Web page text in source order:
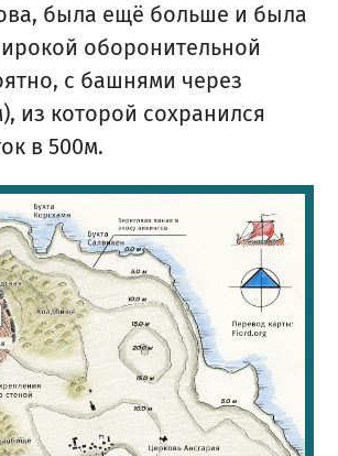
была ещё больше и была
оборонительной
с башнями через
из которой сохранился
в 500м.